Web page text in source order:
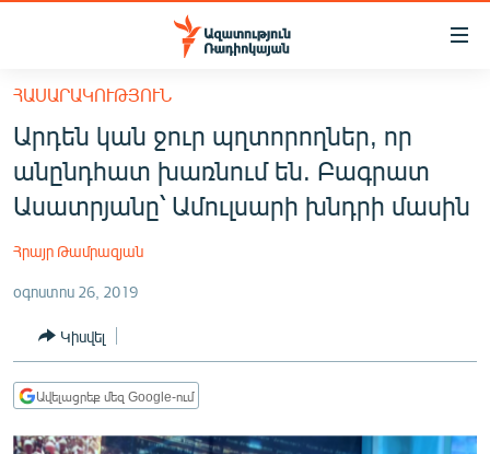
Մատչելիության
հիմնական
բովանդակությանը
Անցնել
հիմնական
մենյուին
ՀԱՅԱՍՏԱՆ
ՔԱՂԱՔԱԿԱՆ
ՏՆՏԵՍՈՒԹՅՈՒՆ
ՂԱՐԱԲԱՂ
ՀԱՍԱՐԱԿՈՒԹՅՈՒՆ
Արդեն կան ջուր պղտորողներ, որ
անընդհատ խառնում են. Բագրատ
Ասատրյանը՝ Ամուլսարի խնդրի մասին
Հրայր Թամրազյան
օգոստոս 26, 2019
Կիսվել
Ավելացրեք մեզ Google-ում